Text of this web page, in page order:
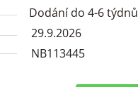
Dodání do 4-6 týdnů
29.9.2026
NB113445